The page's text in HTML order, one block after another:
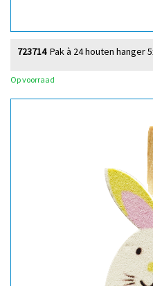
Pak à 24 houten hanger
723714
Op voorraad